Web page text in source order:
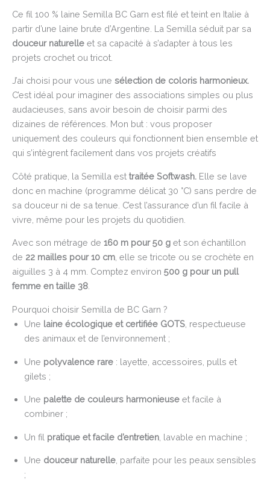
Ce fil 100 % laine Semilla BC Garn est filé et teint en Italie à
partir d’une laine brute d’Argentine. La Semilla séduit par sa
douceur naturelle et sa capacité à s’adapter à tous les
projets crochet ou tricot.
J’ai choisi pour vous une sélection de coloris harmonieux.
C’est idéal pour imaginer des associations simples ou plus
audacieuses, sans avoir besoin de choisir parmi des
dizaines de références. Mon but : vous proposer
uniquement des couleurs qui fonctionnent bien ensemble et
qui s’intègrent facilement dans vos projets créatifs
Côté pratique, la Semilla est traitée Softwash. Elle se lave
donc en machine (programme délicat 30 °C) sans perdre de
sa douceur ni de sa tenue. C’est l’assurance d’un fil facile à
vivre, même pour les projets du quotidien.
Avec son métrage de 160 m pour 50 g et son échantillon
de 22 mailles pour 10 cm , elle se tricote ou se crochète en
aiguilles 3 à 4 mm. Comptez environ 500 g pour un pull
femme en taille 38
Pourquoi choisir Semilla de BC Garn ?
Une laine écologique et certifiée GOTS , respectueuse
des animaux et de l’environnement ;
Une polyvalence rare : layette, accessoires, pulls et
gilets ;
Une palette de couleurs harmonieuse et facile à
combiner ;
Un fil pratique et facile d’entretien , lavable en machine ;
Une douceur naturelle , parfaite pour les peaux sensibles
;